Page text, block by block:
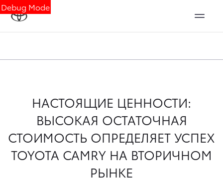
Debug Mode
НАСТОЯЩИЕ ЦЕННОСТИ:
ВЫСОКАЯ ОСТАТОЧНАЯ
СТОИМОСТЬ ОПРЕДЕЛЯЕТ УСПЕХ
TOYOTA CAMRY НА ВТОРИЧНОМ
РЫНКЕ